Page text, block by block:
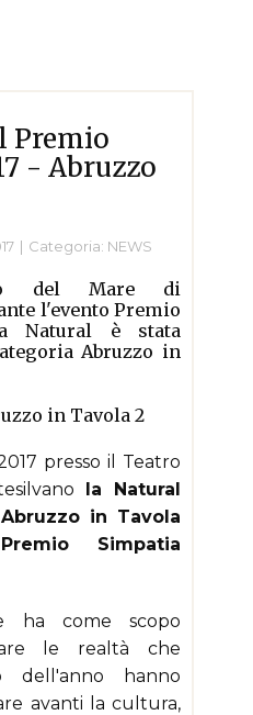
Premio
- Abruzzo
Categoria: NEWS
del Mare di
l'evento Premio
Natural è stata
Abruzzo in
presso il Teatro
la Natural
in Tavola
Simpatia
ha come scopo
le realtà che
dell'anno hanno
avanti la cultura,